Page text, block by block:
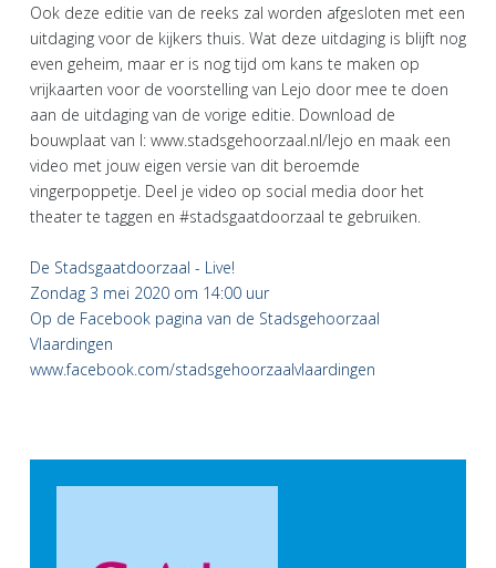
Ook deze editie van de reeks zal worden afgesloten met een
uitdaging voor de kijkers thuis. Wat deze uitdaging is blijft nog
even geheim, maar er is nog tijd om kans te maken op
vrijkaarten voor de voorstelling van Lejo door mee te doen
aan de uitdaging van de vorige editie. Download de
bouwplaat van I: www.stadsgehoorzaal.nl/lejo en maak een
video met jouw eigen versie van dit beroemde
vingerpoppetje. Deel je video op social media door het
theater te taggen en #stadsgaatdoorzaal te gebruiken.
De Stadsgaatdoorzaal - Live!
Zondag 3 mei 2020 om 14:00 uur
Op de Facebook pagina van de Stadsgehoorzaal
Vlaardingen
www.facebook.com/stadsgehoorzaalvlaardingen